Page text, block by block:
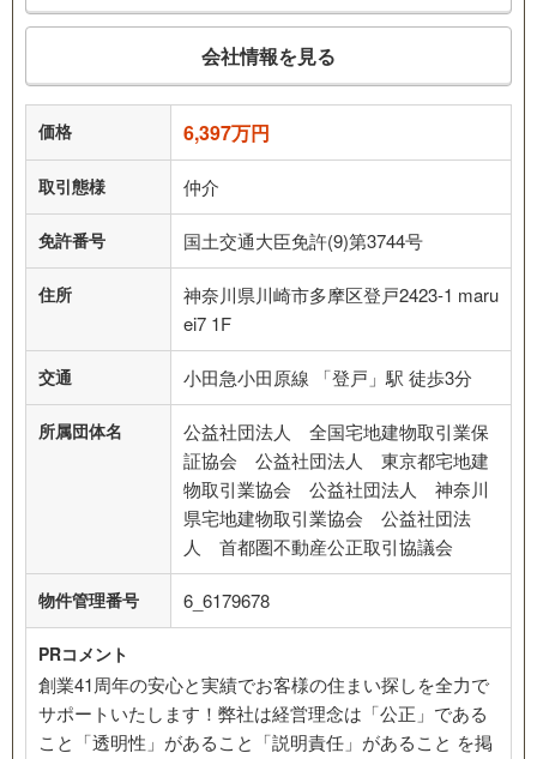
会社情報を見る
価格 6,397万円
取引態様 仲介
免許番号 国土交通大臣免許(9)第3744号
住所
神奈川県川崎市多摩区登戸2423-1 maru
ei7 1F
交通 小田急小田原線 「登戸」駅 徒歩3分
所属団体名
公益社団法人 全国宅地建物取引業保
証協会 公益社団法人 東京都宅地建
物取引業協会 公益社団法人 神奈川
県宅地建物取引業協会 公益社団法
人 首都圏不動産公正取引協議会
物件管理番号 6_6179678
PRコメント
創業41周年の安心と実績でお客様の住まい探しを全力で
サポートいたします！弊社は経営理念は「公正」である
こと「透明性」があること「説明責任」があること を掲